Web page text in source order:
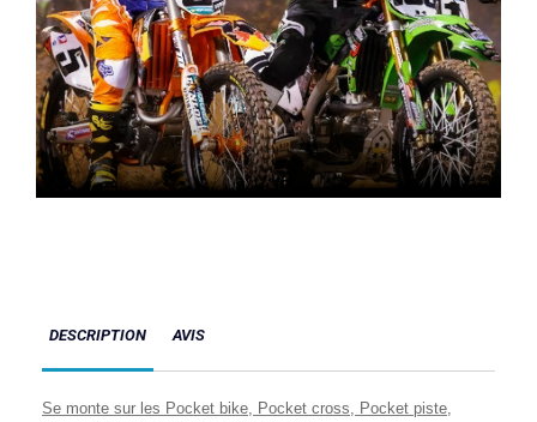
DESCRIPTION AVIS
Se monte sur les Pocket bike, Pocket cross, Pocket piste,